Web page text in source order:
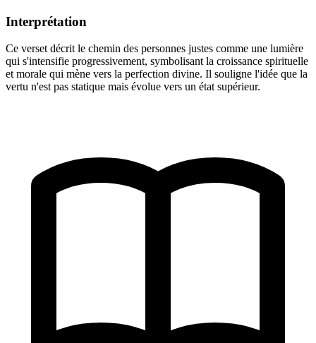
Interprétation
Ce verset décrit le chemin des personnes justes comme une lumière
qui s'intensifie progressivement, symbolisant la croissance spirituelle
et morale qui mène vers la perfection divine. Il souligne l'idée que la
vertu n'est pas statique mais évolue vers un état supérieur.